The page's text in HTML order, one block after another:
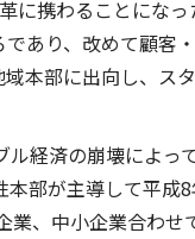
に携わることにな
あり、改めて顧客
本部に出向し、ス
経済の崩壊によっ
部が主導して平成
、中小企業合わせ